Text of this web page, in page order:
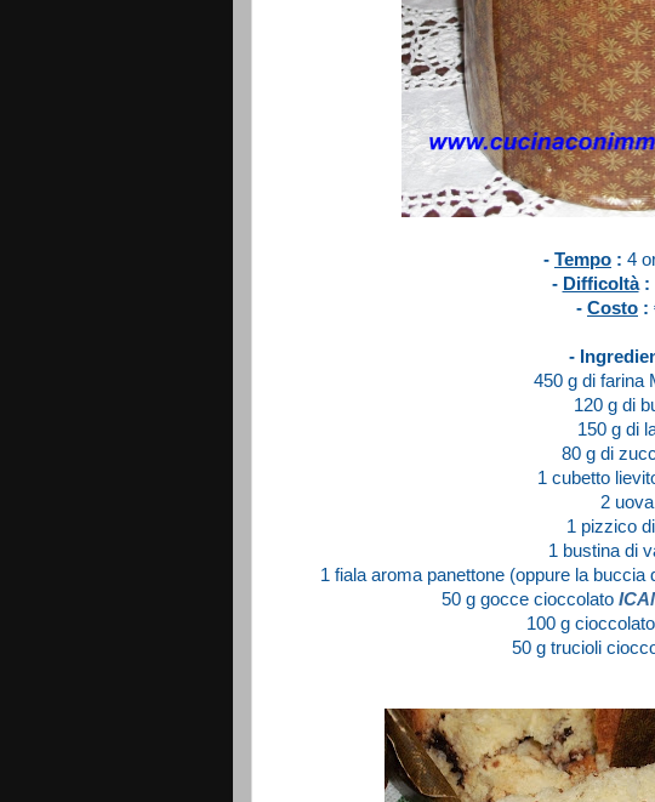
- Tempo : 4
- Difficoltà:
- Costo :
-
450 g di farina
120 g di
150 g di
80 g di
1 cubetto
2 uova
1 pizzico
1 bustina di
1 fiala aroma panettone (oppure la buccia
50 g gocce cioccolato
100 g
50 g trucioli